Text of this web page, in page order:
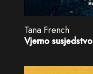
Tana French
Vjerno susjedstvo